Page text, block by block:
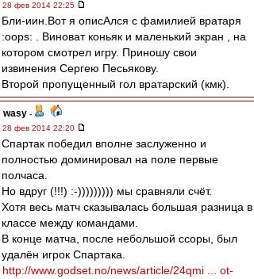
28 фев 2014 22:25
Бли-иин.Вот я описАлся с фамилией вратаря
:oops: . Виноват коньяк и маленький экран , на
котором смотрел игру. Приношу свои
извинения Сергею Песьякову.
Второй пропущенный гол вратарский (кмк).
wasy -
28 фев 2014 22:20
Спартак победил вполне заслуженно и
полностью доминировал на поле первые
полчаса.
Но вдруг (!!!) :-))))))))) мы сравняли счёт.
Хотя весь матч сказывалась большая разница в
классе между командами.
В конце матча, после небольшой ссоры, был
удалён игрок Спартака.
http://www.godset.no/news/article/24qmi ... ot-